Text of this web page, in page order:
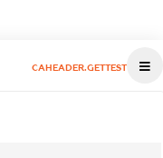
CAHEADER.GETTEST